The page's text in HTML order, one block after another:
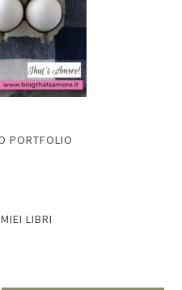
PORTFOLIO
LIBRI